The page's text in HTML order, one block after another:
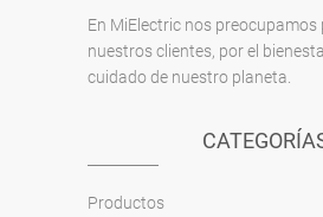
En MiElectric nos preocupamos
nuestros clientes, por el
cuidado de nuestro planeta.
Productos